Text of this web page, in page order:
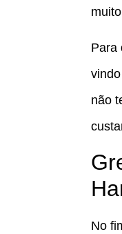
Para
não
No